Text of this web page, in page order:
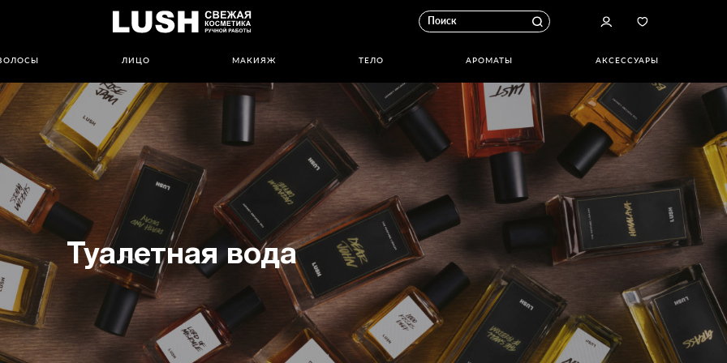
ЛИЦО МАКИЯЖ ТЕЛО АРОМАТЫ АКСЕССУАРЫ
Туалетная вода